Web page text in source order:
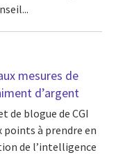
mesures de
d’argent
de blogue de CGI
points à prendre en
de l’intelligence